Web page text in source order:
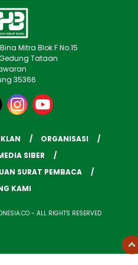
Mitra Blok F No.15
Tataan
35366
ORGANISASI
SIBER
SURAT PEMBACA
KAMI
- ALL RIGHTS RESERVED